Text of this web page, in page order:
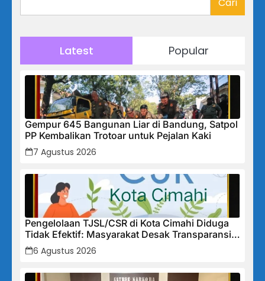
Cari
Latest Popular
Gempur 645 Bangunan Liar di Bandung, Satpol
PP Kembalikan Trotoar untuk Pejalan Kaki
7 Agustus 2026
Pengelolaan TJSL/CSR di Kota Cimahi Diduga
Tidak Efektif: Masyarakat Desak Transparansi
Penuh dan Perbaikan Sistem
6 Agustus 2026